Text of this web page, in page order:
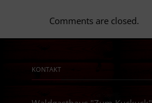
Comments are closed.
KONTAKT